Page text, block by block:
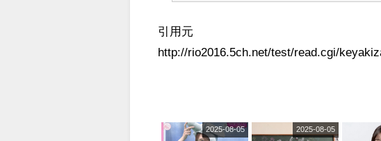
引用元
http://rio2016.5ch.net/test/read.cgi/
2025-08-05 2025-08-05